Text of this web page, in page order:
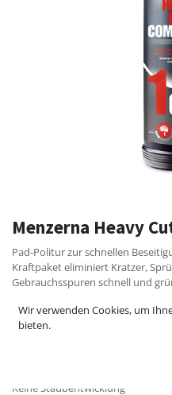
Menzerna Heavy
Pad-Politur zur schnellen
Kraftpaket eliminiert Kratzer,
Gebrauchsspuren schnell und
Vorteil:
Keine Staubentwicklung
Wir verwenden Cookies, um
bieten.